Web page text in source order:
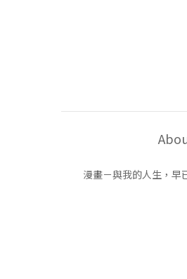
漫畫－與我的人生，早